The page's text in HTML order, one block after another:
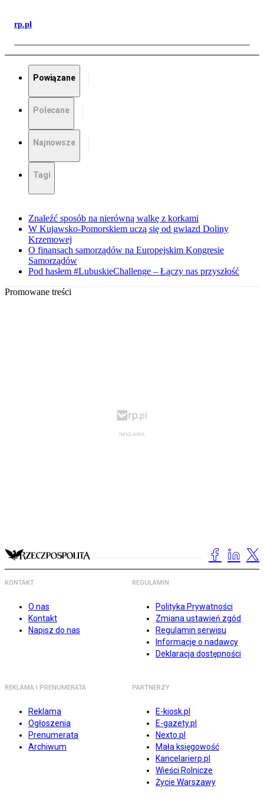
rp.pl
Powiązane
Polecane
Najnowsze
Tagi
Znaleźć sposób na nierówną walkę z korkami
W Kujawsko-Pomorskiem uczą się od gwiazd Doliny
Krzemowej
O finansach samorządów na Europejskim Kongresie
Samorządów
Pod hasłem #LubuskieChallenge – Łączy nas przyszłość
Promowane treści
KONTAKT
O nas
Kontakt
Napisz do nas
REGULAMIN
Polityka Prywatności
Zmiana ustawień zgód
Regulamin serwisu
Informacje o nadawcy
Deklaracja dostępności
REKLAMA I PRENUMERATA
Reklama
Ogłoszenia
Prenumerata
Archiwum
PARTNERZY
E-kiosk.pl
E-gazety.pl
Nexto.pl
Mała księgowość
Kancelarierp.pl
Wieści Rolnicze
Życie Warszawy